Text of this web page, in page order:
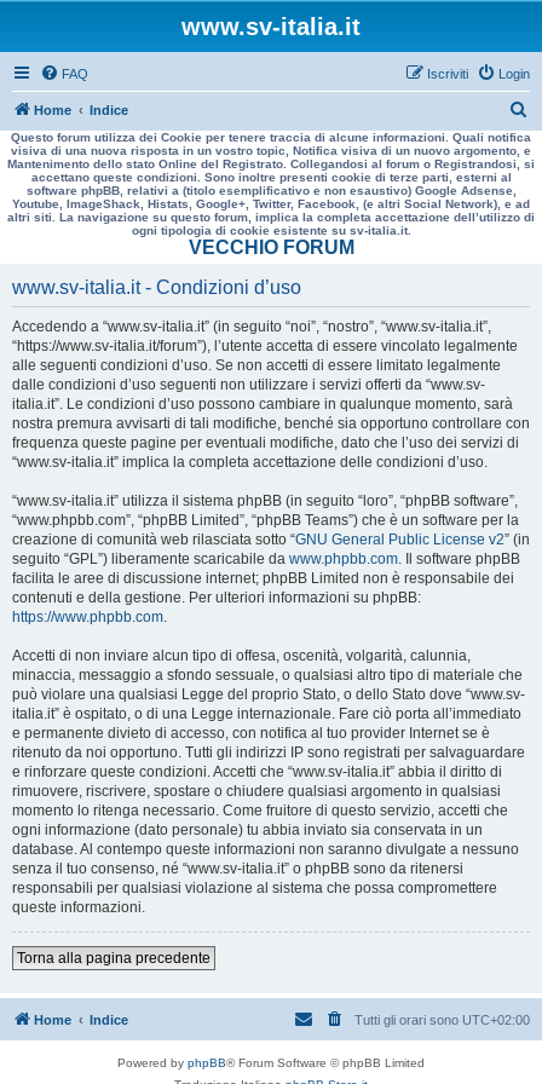
www.sv-italia.it
FAQ Login
Iscriviti
Home Indice
e
r
a
Questo forum utilizza dei Cookie per tenere traccia di alcune informazioni. Quali notifica
visiva di una nuova risposta in un vostro topic, Notifica visiva di un nuovo argomento, e
Mantenimento dello stato Online del Registrato. Collegandosi al forum o Registrandosi, si
accettano queste condizioni. Sono inoltre presenti cookie di terze parti, esterni al
software phpBB, relativi a (titolo esemplificativo e non esaustivo) Google Adsense,
Youtube, ImageShack, Histats, Google+, Twitter, Facebook, (e altri Social Network), e ad
altri siti. La navigazione su questo forum, implica la completa accettazione dell’utilizzo di
ogni tipologia di cookie esistente su sv-italia.it.
VECCHIO FORUM
www.sv-italia.it - Condizioni d’uso
Accedendo a “www.sv-italia.it” (in seguito “noi”, “nostro”, “www.sv-italia.it”,
“https://www.sv-italia.it/forum”), l’utente accetta di essere vincolato legalmente
alle seguenti condizioni d’uso. Se non accetti di essere limitato legalmente
dalle condizioni d’uso seguenti non utilizzare i servizi offerti da “www.sv-
italia.it”. Le condizioni d’uso possono cambiare in qualunque momento, sarà
nostra premura avvisarti di tali modifiche, benché sia opportuno controllare con
frequenza queste pagine per eventuali modifiche, dato che l’uso dei servizi di
“www.sv-italia.it” implica la completa accettazione delle condizioni d’uso.
“www.sv-italia.it” utilizza il sistema phpBB (in seguito “loro”, “phpBB software”,
“www.phpbb.com”, “phpBB Limited”, “phpBB Teams”) che è un software per la
creazione di comunità web rilasciata sotto “GNU General Public License v2” (in
seguito “GPL”) liberamente scaricabile da www.phpbb.com. Il software phpBB
facilita le aree di discussione internet; phpBB Limited non è responsabile dei
contenuti e della gestione. Per ulteriori informazioni su phpBB:
https://www.phpbb.com.
Accetti di non inviare alcun tipo di offesa, oscenità, volgarità, calunnia,
minaccia, messaggio a sfondo sessuale, o qualsiasi altro tipo di materiale che
può violare una qualsiasi Legge del proprio Stato, o dello Stato dove “www.sv-
italia.it” è ospitato, o di una Legge internazionale. Fare ciò porta all’immediato
e permanente divieto di accesso, con notifica al tuo provider Internet se è
ritenuto da noi opportuno. Tutti gli indirizzi IP sono registrati per salvaguardare
e rinforzare queste condizioni. Accetti che “www.sv-italia.it” abbia il diritto di
rimuovere, riscrivere, spostare o chiudere qualsiasi argomento in qualsiasi
momento lo ritenga necessario. Come fruitore di questo servizio, accetti che
ogni informazione (dato personale) tu abbia inviato sia conservata in un
database. Al contempo queste informazioni non saranno divulgate a nessuno
senza il tuo consenso, né “www.sv-italia.it” o phpBB sono da ritenersi
responsabili per qualsiasi violazione al sistema che possa compromettere
queste informazioni.
Torna alla pagina precedente
Home Indice Tutti gli orari sono UTC+02:00
Powered by phpBB® Forum Software © phpBB Limited